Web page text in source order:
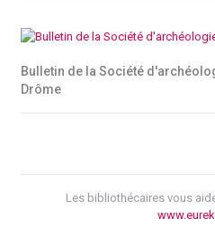
Bulletin de la Société
Drôme
Les bibliothécaires vous